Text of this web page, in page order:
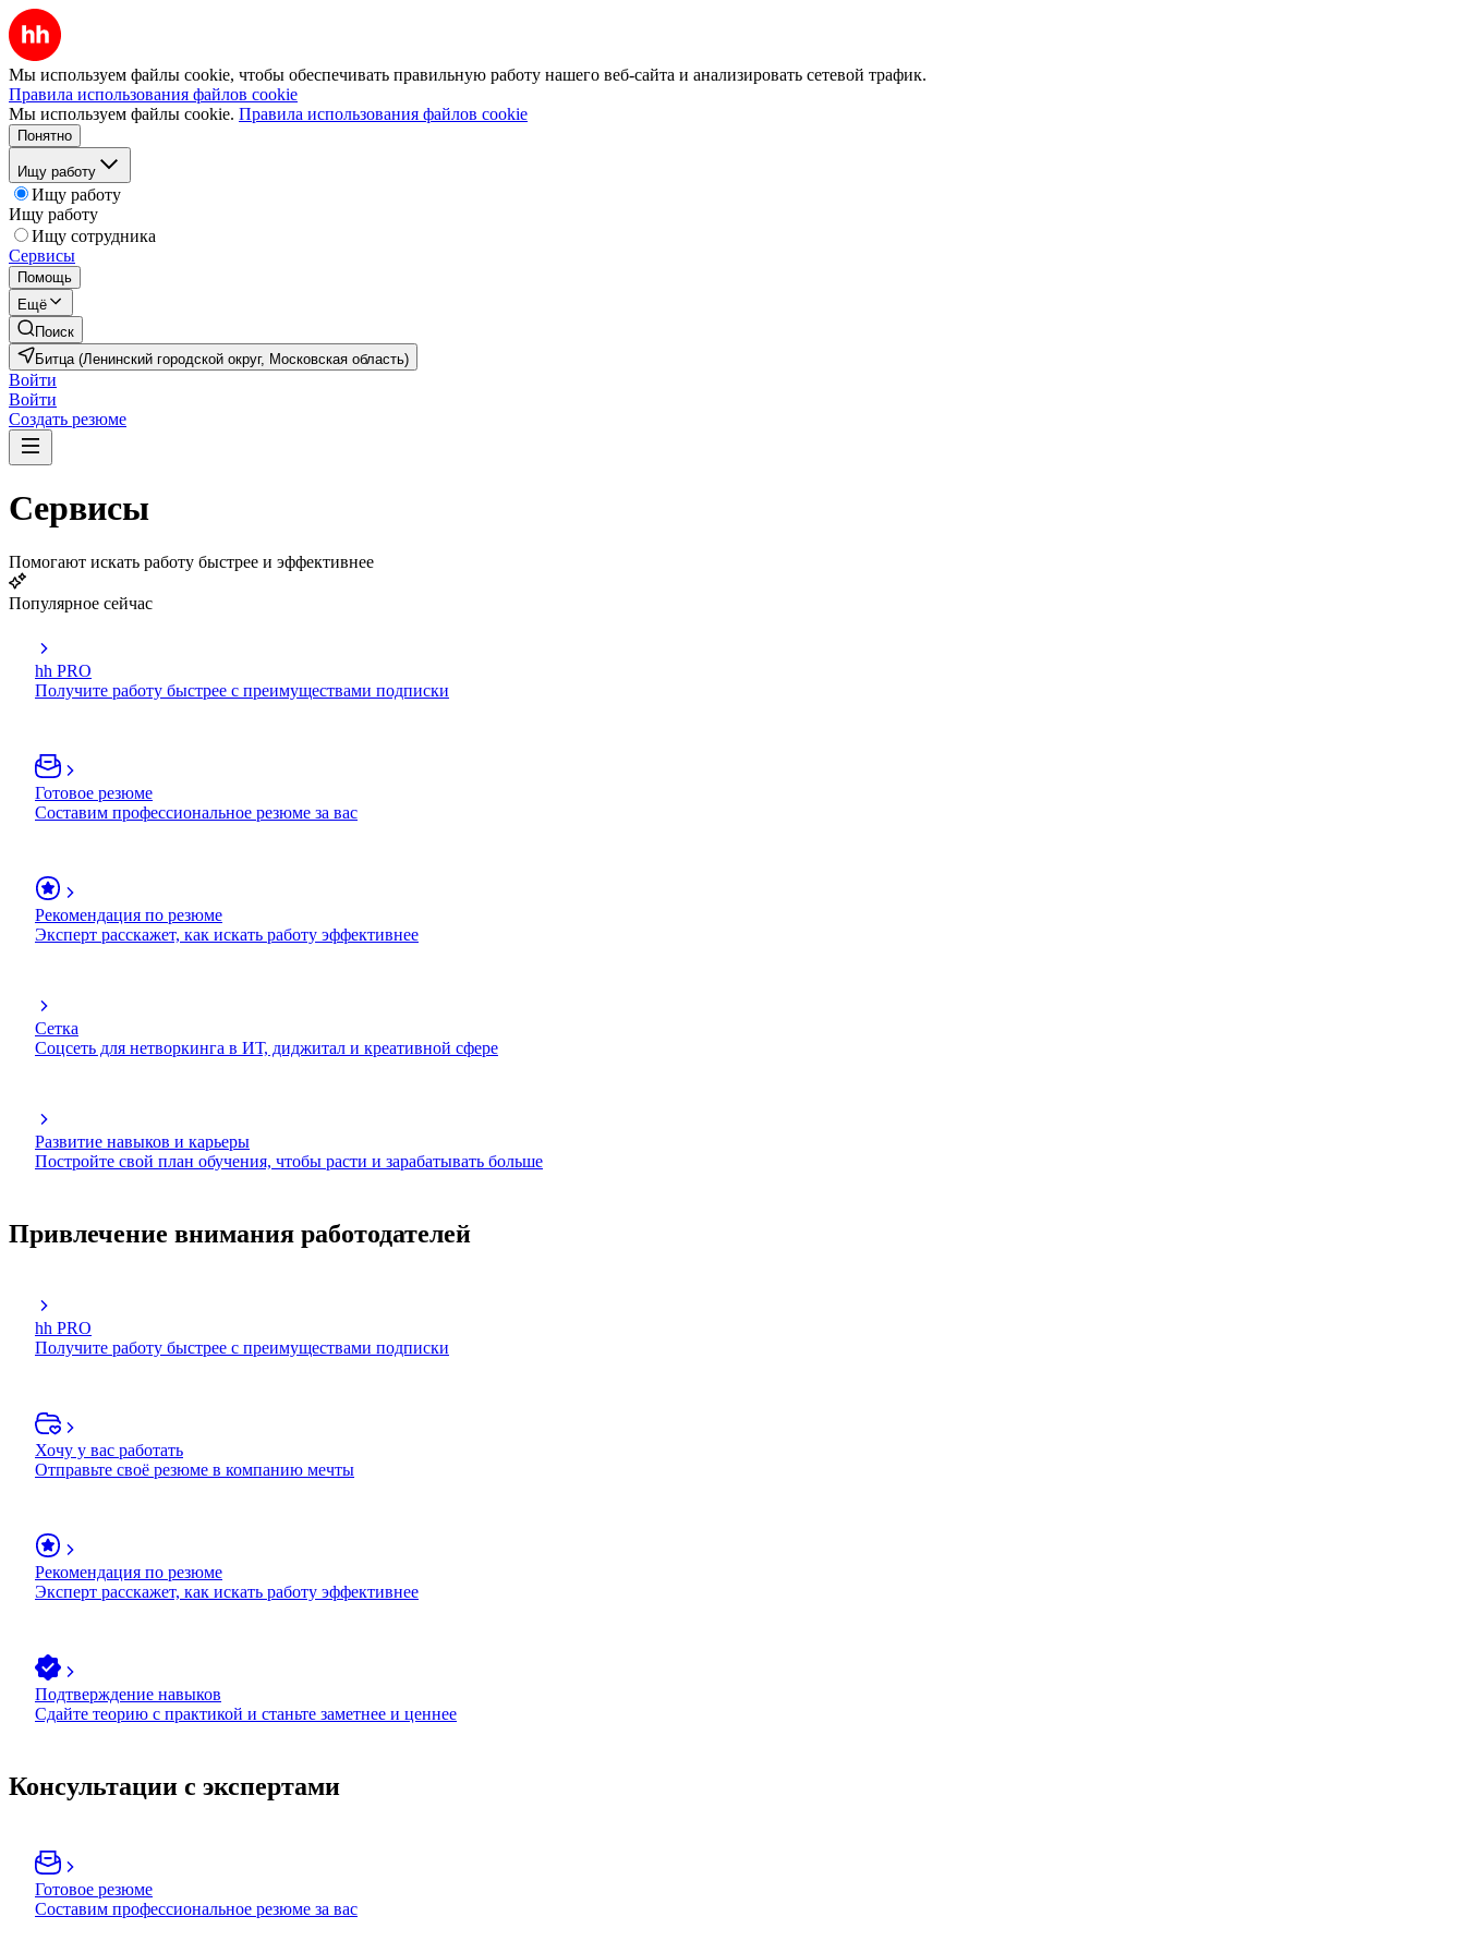
Мы используем файлы cookie, чтобы обеспечивать правильную работу нашего веб-сайта и анализировать сетевой трафик.
Правила использования файлов cookie
Мы используем файлы cookie. Правила использования файлов cookie
Понятно
Ищу работу
Ищу работу
Ищу работу
Ищу сотрудника
Сервисы
Помощь
Ещё
Поиск
Битца (Ленинский городской округ, Московская область)
Войти
Войти
Создать резюме
Сервисы
Помогают искать работу быстрее и эффективнее
Популярное сейчас
hh PRO
Получите работу быстрее с преимуществами подписки
Готовое резюме
Составим профессиональное резюме за вас
Рекомендация по резюме
Эксперт расскажет, как искать работу эффективнее
Сетка
Соцсеть для нетворкинга в ИТ, диджитал и креативной сфере
Развитие навыков и карьеры
Постройте свой план обучения, чтобы расти и зарабатывать больше
Привлечение внимания работодателей
hh PRO
Получите работу быстрее с преимуществами подписки
Хочу у вас работать
Отправьте своё резюме в компанию мечты
Рекомендация по резюме
Эксперт расскажет, как искать работу эффективнее
Подтверждение навыков
Сдайте теорию с практикой и станьте заметнее и ценнее
Консультации с экспертами
Готовое резюме
Составим профессиональное резюме за вас